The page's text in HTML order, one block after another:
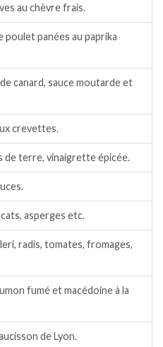
au chèvre frais.
panées au paprika
canard, sauce moutarde et
crevettes.
de terre, vinaigrette épicée.
asperges etc.
radis, tomates, fromages,
fumé et macédoine à la
de Lyon.